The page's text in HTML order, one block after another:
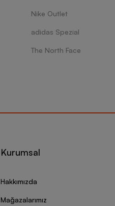
Nike Outlet
adidas Spezial
The North Face
Kurumsal
Hakkımızda
Mağazalarımız